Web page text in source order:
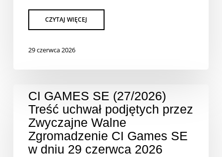
29 czerwca 2026
CI GAMES SE (27/2026)
Treść uchwał podjętych przez
Zwyczajne Walne
Zgromadzenie CI Games SE
w dniu 29 czerwca 2026